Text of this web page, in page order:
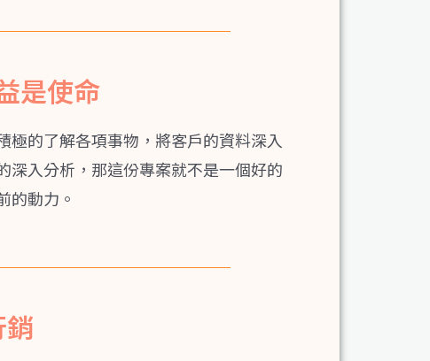
是使命
的了解各項事物，將客戶的資料深入
深入分析，那這份專案就不是一個好的
的動力。